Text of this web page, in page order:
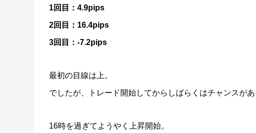
1回目：4.9pips
2回目：16.4pips
3回目：-7.2pips
最初の目線は上。
でしたが、トレード開始してからしばらくはチャンスがあ
16時を過ぎてようやく上昇開始。